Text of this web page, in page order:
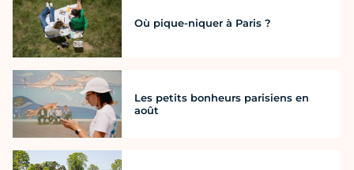
Où pique-niquer à Paris ?
Les petits bonheurs parisiens en
août